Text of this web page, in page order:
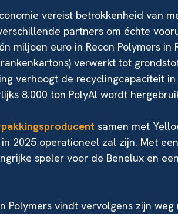
vereist betrokkenheid van
partners om échte
miljoen euro in Recon Polymers in
verwerkt tot
verhoogt de recyclingcapaciteit
8.000 ton PolyAl wordt
samen met
2025 operationeel zal zijn. Met
speler voor de Benelux en
Polymers vindt vervolgens zijn